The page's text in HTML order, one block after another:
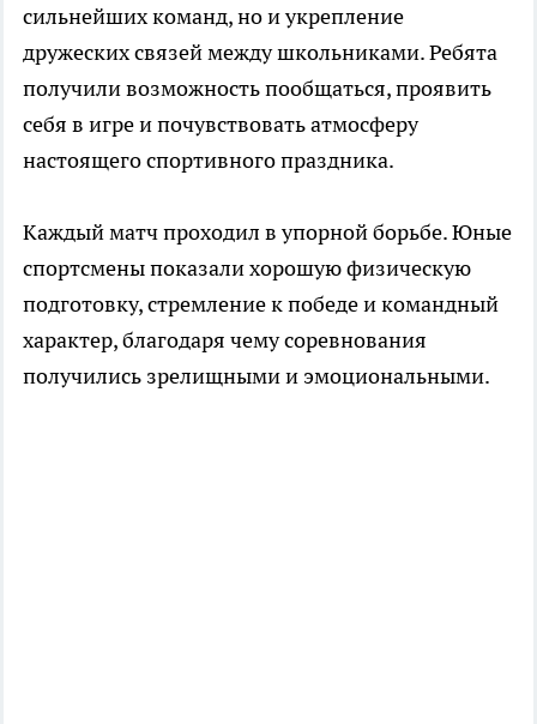
сильнейших команд, но и укрепление
дружеских связей между школьниками. Ребята
получили возможность пообщаться, проявить
себя в игре и почувствовать атмосферу
настоящего спортивного праздника.
Каждый матч проходил в упорной борьбе. Юные
спортсмены показали хорошую физическую
подготовку, стремление к победе и командный
характер, благодаря чему соревнования
получились зрелищными и эмоциональными.